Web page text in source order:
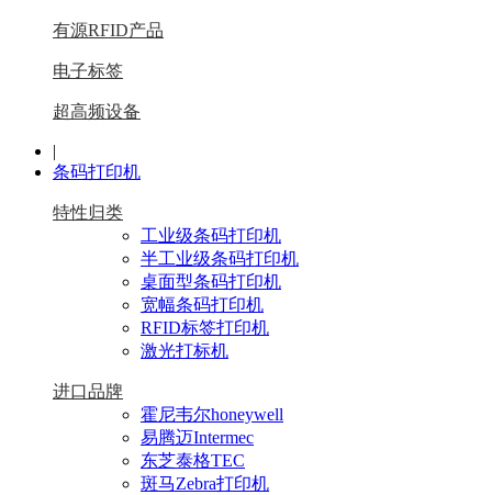
有源RFID产品
电子标签
超高频设备
|
条码打印机
特性归类
工业级条码打印机
半工业级条码打印机
桌面型条码打印机
宽幅条码打印机
RFID标签打印机
激光打标机
进口品牌
霍尼韦尔honeywell
易腾迈Intermec
东芝泰格TEC
斑马Zebra打印机